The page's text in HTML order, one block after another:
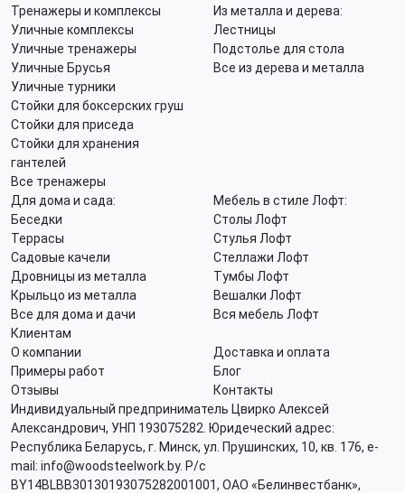
Тренажеры и комплексы
Уличные комплексы
Уличные тренажеры
Уличные Брусья
Уличные турники
Стойки для боксерских груш
Стойки для приседа
Стойки для хранения
гантелей
Все тренажеры
Из металла и дерева:
Лестницы
Подстолье для стола
Все из дерева и металла
Для дома и сада:
Беседки
Террасы
Садовые качели
Дровницы из металла
Крыльцо из металла
Все для дома и дачи
Мебель в стиле Лофт:
Столы Лофт
Стулья Лофт
Стеллажи Лофт
Тумбы Лофт
Вешалки Лофт
Вся мебель Лофт
Клиентам
О компании
Доставка и оплата
Примеры работ
Блог
Отзывы
Контакты
Индивидуальный предприниматель Цвирко Алексей
Александрович, УНП 193075282. Юридеческий адрес:
Республика Беларусь, г. Минск, ул. Прушинских, 10, кв. 176, e-
mail: info@woodsteelwork.by. Р/с
BY14BLBB30130193075282001001, ОАО «Белинвестбанк»,